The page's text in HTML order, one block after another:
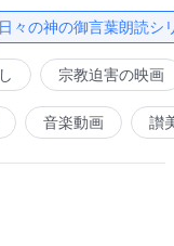
日々の神の御言葉朗読シ
宗教迫害の映画
音楽動画 讃